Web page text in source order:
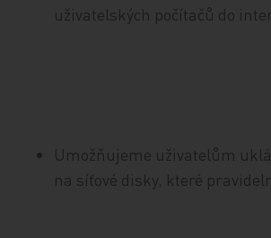
uživatelských počítačů do
Umožňujeme uživatelům
na síťové disky, které